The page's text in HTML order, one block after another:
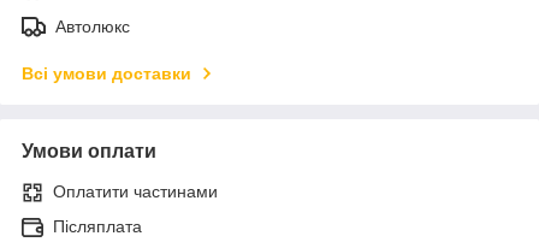
Автолюкс
Всі умови доставки
Умови оплати
Оплатити частинами
Післяплата